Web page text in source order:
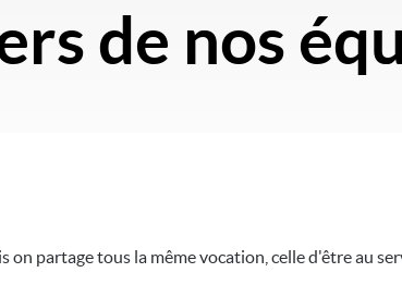
de nos
partage tous la même vocation, celle d'être au